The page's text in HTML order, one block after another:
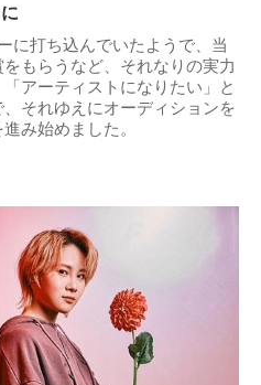
に打ち込んでいたようで、当
もらうなど、それなりの実力
アーティストになりたい」と
それゆえにオーディションを
み始めました。